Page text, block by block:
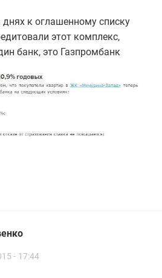
днях к оглашенному списку
этот комплекс,
банк, это Газпромбанк
- 17:44